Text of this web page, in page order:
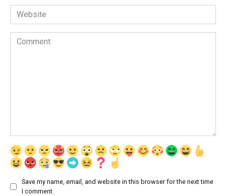
Website
Comment
Save my name, email, and website in this browser for the next time
I comment.